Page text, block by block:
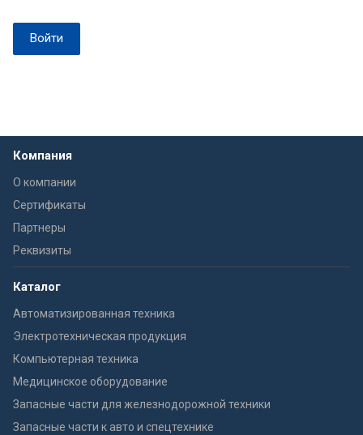
Войти
Компания
О компании
Сертификаты
Партнеры
Реквизиты
Каталог
Автоматизированная техника
Электротехническая продукция
Компьютерная техника
Медицинское оборудование
Запасные части для железнодорожной техники
Запасные части к авто и спецтехнике